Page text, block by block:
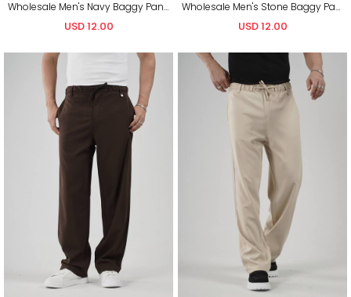
Wholesale Men's Navy Baggy Pants
USD 12.00
Wholesale Men's Stone Baggy Pants
USD 12.00